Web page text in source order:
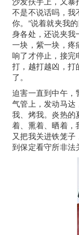
不是不说话吗，我
你。”说着就夹我
身各处，还说夹
一块，紫一块，
响了才停止，接
打，越打越凶，
了。
迫害一直到中午，
气管上，发动马
我、烤我。炎热
着、熏着、晒着，
又把我关进铁笼
到保定看守所非法